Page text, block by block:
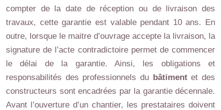
compter de la date de réception ou de livraison des
travaux, cette garantie est valable pendant 10 ans. En
outre, lorsque le maitre d’ouvrage accepte la livraison, la
signature de l’acte contradictoire permet de commencer
le délai de la garantie. Ainsi, les obligations et
responsabilités des professionnels du bâtimentet des
constructeurs sont encadrées par la garantie décennale.
Avant l’ouverture d’un chantier, les prestataires doivent